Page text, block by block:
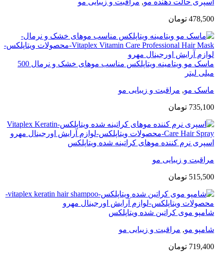
478,500 تومان
ماسک مو ویتامینه ویتاپلکس مناسب موهای خشک و نرمال 500
میلی لیتر
ماسک مو, مراقبت و زیبایی مو
735,100 تومان
اسپری نرم کننده موهای کراتینه شده ویتاپلکس
مراقبت و زیبایی مو
515,500 تومان
شامپو موی کراتین شده ویتاپلکس
شامپو مو, مراقبت و زیبایی مو
719,400 تومان